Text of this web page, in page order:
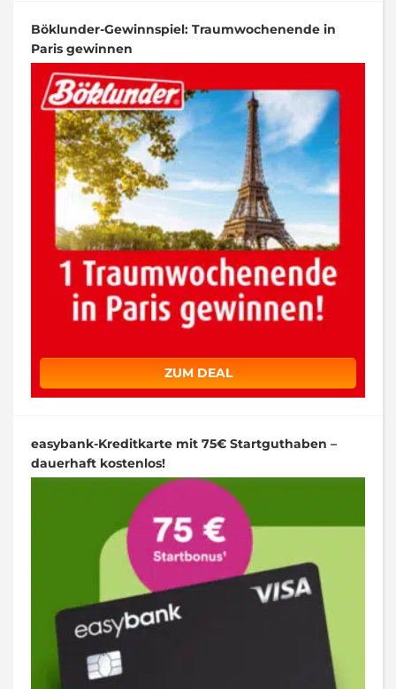
Böklunder-Gewinnspiel: Traumwochenende in
Paris gewinnen
ZUM DEAL
easybank-Kreditkarte mit 75€ Startguthaben –
dauerhaft kostenlos!